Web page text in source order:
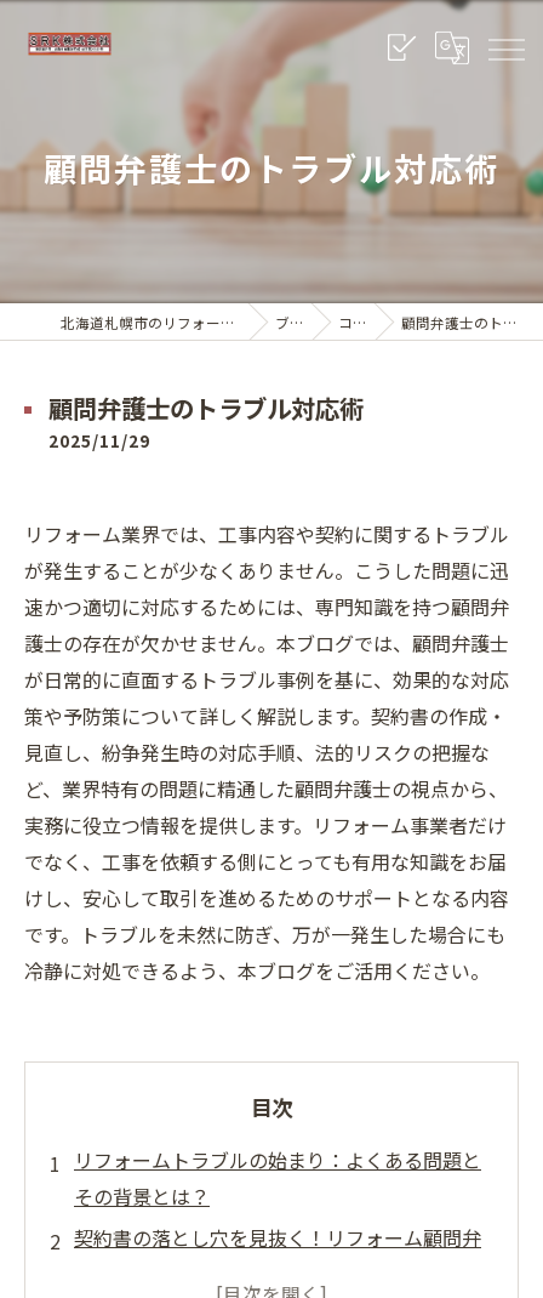
顧問弁護士のトラブル対応術
北海道札幌市のリフォームならSRK株式会社 ブログ コラム 顧問弁護士のトラブル対応術
顧問弁護士のトラブル対応術
2025/11/29
リフォーム業界では、工事内容や契約に関するトラブル
が発生することが少なくありません。こうした問題に迅
速かつ適切に対応するためには、専門知識を持つ顧問弁
護士の存在が欠かせません。本ブログでは、顧問弁護士
が日常的に直面するトラブル事例を基に、効果的な対応
策や予防策について詳しく解説します。契約書の作成・
見直し、紛争発生時の対応手順、法的リスクの把握な
ど、業界特有の問題に精通した顧問弁護士の視点から、
実務に役立つ情報を提供します。リフォーム事業者だけ
でなく、工事を依頼する側にとっても有用な知識をお届
けし、安心して取引を進めるためのサポートとなる内容
です。トラブルを未然に防ぎ、万が一発生した場合にも
冷静に対処できるよう、本ブログをご活用ください。
目次
リフォームトラブルの始まり：よくある問題と
その背景とは？
契約書の落とし穴を見抜く！リフォーム顧問弁